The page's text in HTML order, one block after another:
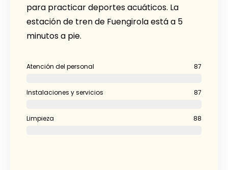
para practicar deportes acuáticos. La
estación de tren de Fuengirola está a 5
minutos a pie.
Atención del personal 87
Instalaciones y servicios 87
Limpieza 88